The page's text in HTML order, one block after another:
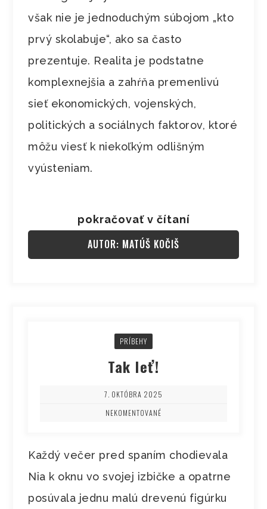
však nie je jednoduchým súbojom „kto
prvý skolabuje“, ako sa často
prezentuje. Realita je podstatne
komplexnejšia a zahŕňa premenlivú
sieť ekonomických, vojenských,
politických a sociálnych faktorov, ktoré
môžu viesť k niekoľkým odlišným
vyústeniam.
pokračovať v čítaní
AUTOR: MATÚŠ KOČIŠ
PRÍBEHY
Tak leť!
7. OKTÓBRA 2025
NEKOMENTOVANÉ
Každý večer pred spaním chodievala
Nia k oknu vo svojej izbičke a opatrne
posúvala jednu malú drevenú figúrku